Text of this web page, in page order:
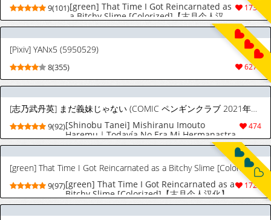
1733
9(101)[green] That Time I Got Reincarnated as
a Bitchy Slime [Colorized]【古月个人汉
化】
[Pixiv] YANx5 (5950529)
6273
8(355)
[志乃武丹英] まだ義妹じゃない (COMIC ペンギンクラブ 2021年1月号) [スペイン翻訳] [DL版]
474
9(92)[Shinobu Tanei] Mishiranu Imouto
Haremu｜Todavía No Era Mi Hermanastra
(COMIC Penguin Club 2021-01) [Spanish]
[XistoSolo] [Digital]
[green] That Time I Got Reincarnated as a Bitchy Slime [Colorized][中国翻訳]
1721
9(97)[green] That Time I Got Reincarnated as a
Bitchy Slime [Colorized]【古月个人汉化】